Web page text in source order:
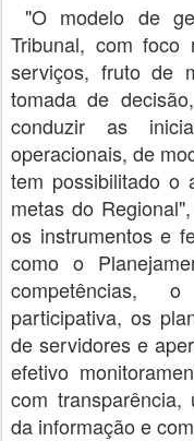
"O modelo de
Tribunal, com foco
serviços, fruto de
tomada de
conduzir as
operacionais, de
tem possibilitado o
metas do
os instrumentos e
como o
competências,
participativa, os
de servidores e
efetivo
com
da informação e